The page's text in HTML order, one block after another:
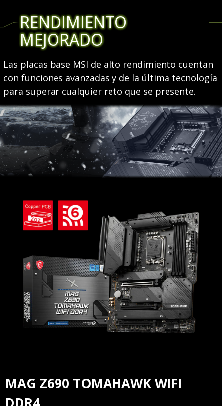
RENDIMIENTO
MEJORADO
Las placas base MSI de alto rendimiento cuentan
con funciones avanzadas y de la última tecnología
para superar cualquier reto que se presente.
MAG Z690 TOMAHAWK WIFI